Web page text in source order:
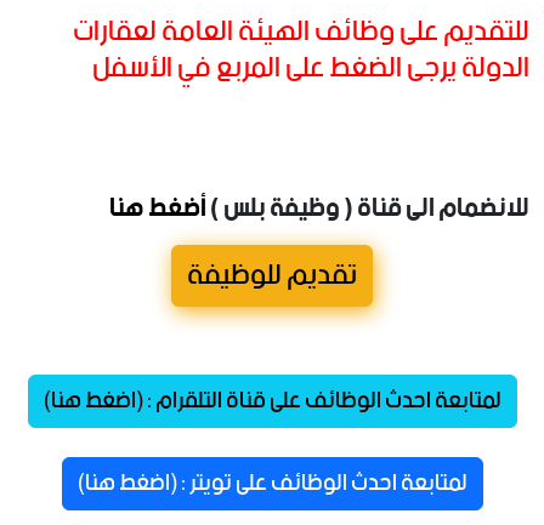
للتقديم على وظائف الهيئة العامة لعقارات
الدولة يرجى الضغط على المربع في الأسفل
للانضمام الى قناة ( وظيفة بلس )أضغط هنا
تقديم للوظيفة
لمتابعة احدث الوظائف على قناة التلقرام : (اضغط هنا)
لمتابعة احدث الوظائف على تويتر : (اضغط هنا)